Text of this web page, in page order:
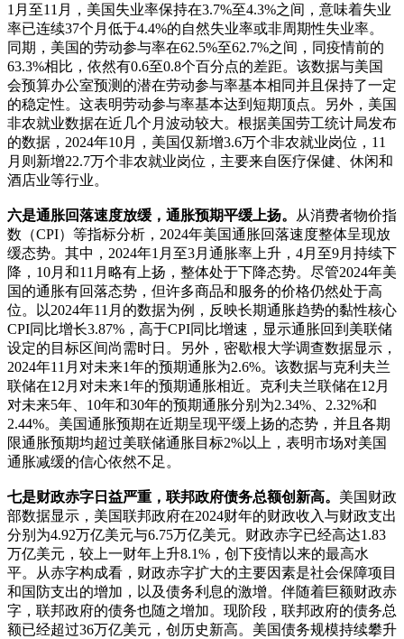
1月至11月，美国失业率保持在3.7%至4.3%之间，意味着失业
率已连续37个月低于4.4%的自然失业率或非周期性失业率。
同期，美国的劳动参与率在62.5%至62.7%之间，同疫情前的
63.3%相比，依然有0.6至0.8个百分点的差距。该数据与美国
会预算办公室预测的潜在劳动参与率基本相同并且保持了一定
的稳定性。这表明劳动参与率基本达到短期顶点。另外，美国
非农就业数据在近几个月波动较大。根据美国劳工统计局发布
的数据，2024年10月，美国仅新增3.6万个非农就业岗位，11
月则新增22.7万个非农就业岗位，主要来自医疗保健、休闲和
酒店业等行业。
六是通胀回落速度放缓，通胀预期平缓上扬。
从消费者物价指
数（CPI）等指标分析，2024年美国通胀回落速度整体呈现放
缓态势。其中，2024年1月至3月通胀率上升，4月至9月持续下
降，10月和11月略有上扬，整体处于下降态势。尽管2024年美
国的通胀有回落态势，但许多商品和服务的价格仍然处于高
位。以2024年11月的数据为例，反映长期通胀趋势的黏性核心
CPI同比增长3.87%，高于CPI同比增速，显示通胀回到美联储
设定的目标区间尚需时日。另外，密歇根大学调查数据显示，
2024年11月对未来1年的预期通胀为2.6%。该数据与克利夫兰
联储在12月对未来1年的预期通胀相近。克利夫兰联储在12月
对未来5年、10年和30年的预期通胀分别为2.34%、2.32%和
2.44%。美国通胀预期在近期呈现平缓上扬的态势，并且各期
限通胀预期均超过美联储通胀目标2%以上，表明市场对美国
通胀减缓的信心依然不足。
七是财政赤字日益严重，联邦政府债务总额创新高。 美国财政
部数据显示，美国联邦政府在2024财年的财政收入与财政支出
分别为4.92万亿美元与6.75万亿美元。财政赤字已经高达1.83
万亿美元，较上一财年上升8.1%，创下疫情以来的最高水
平。从赤字构成看，财政赤字扩大的主要因素是社会保障项目
和国防支出的增加，以及债务利息的激增。伴随着巨额财政赤
字，联邦政府的债务也随之增加。现阶段，联邦政府的债务总
额已经超过36万亿美元，创历史新高。美国债务规模持续攀升